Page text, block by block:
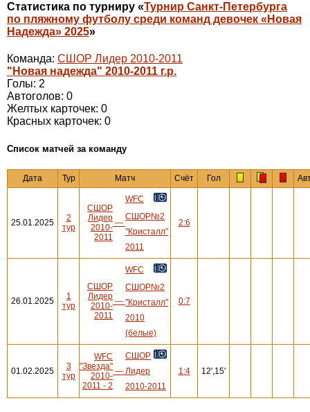
Статистика по турниру «Турнир Санкт-Петербурга
по пляжному футболу среди команд девочек «Новая
Надежда» 2025»
Команда: СШОР Лидер 2010-2011
"Новая надежда" 2010-2011 г.р.
Голы: 2
Автоголов: 0
Желтых карточек: 0
Красных карточек: 0
Cписок матчей за команду
Дата Тур Матч Счёт Гол
25.01.2025
2
тур
СШОР
Лидер
2010-
2011
—
WFC
СШОР№2
"Кристалл"
2011
2:6
26.01.2025
1
тур
СШОР
Лидер
2010-
2011
—
WFC
СШОР№2
"Кристалл"
2010
(белые)
0:7
01.02.2025
3
тур
WFC
"Звезда"
2010-
2011 - 2
—
СШОР
Лидер
2010-2011
1:4 12',15'